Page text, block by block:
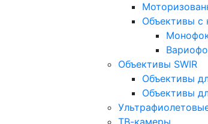
Объективы с
Объективы SWIR
Объективы
Объективы
ТВ-камеры